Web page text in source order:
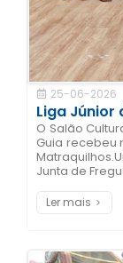
25-06-2026
Liga Júnior
O Salão
Guia recebeu
Junta de
Ler mais